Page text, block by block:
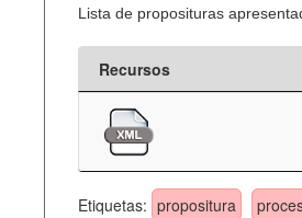
Lista de proposituras
Recursos
Etiquetas: propositura